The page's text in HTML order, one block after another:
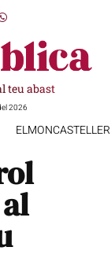
teu abast
2026
ELMONCASTELLER